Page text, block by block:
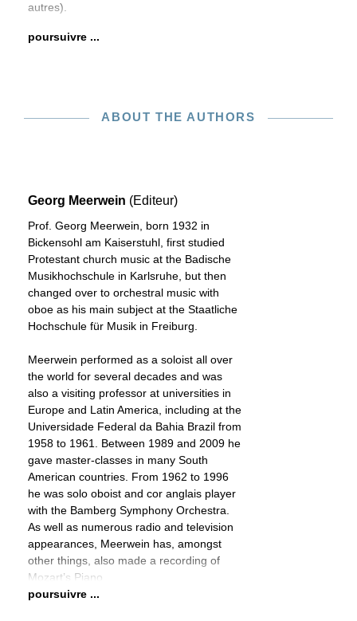
autres).
poursuivre ...
ABOUT THE AUTHORS
Georg Meerwein (Editeur)
Prof. Georg Meerwein, born 1932 in
Bickensohl am Kaiserstuhl, first studied
Protestant church music at the Badische
Musikhochschule in Karlsruhe, but then
changed over to orchestral music with
oboe as his main subject at the Staatliche
Hochschule für Musik in Freiburg.
Meerwein performed as a soloist all over
the world for several decades and was
also a visiting professor at universities in
Europe and Latin America, including at the
Universidade Federal da Bahia Brazil from
1958 to 1961. Between 1989 and 2009 he
gave master-classes in many South
American countries. From 1962 to 1996
he was solo oboist and cor anglais player
with the Bamberg Symphony Orchestra.
As well as numerous radio and television
appearances, Meerwein has, amongst
other things, also made a recording of
Mozart’s Piano
poursuivre ...